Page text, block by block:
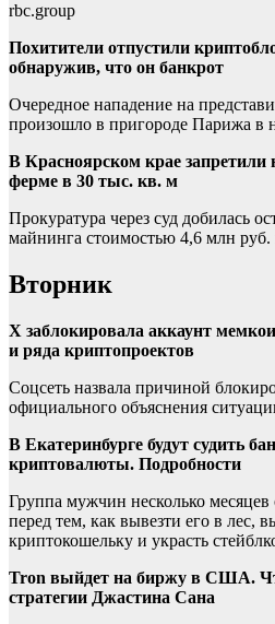
rbc.group
Похитители отпустили
обнаружив, что он банкрот
Очередное нападение на
произошло в пригороде Парижа в
В Красноярском крае запретили
ферме в 30 тыс. кв. м
Прокуратура через суд добилась
майнинга стоимостью 4,6 млн руб.
Вторник
X заблокировала аккаунт
и ряда криптопроектов
Соцсеть назвала причиной
официального объяснения
В Екатеринбурге будут судить
криптовалюты. Подробности
Группа мужчин несколько
перед тем, как вывезти его в лес,
криптокошельку и украсть
Tron выйдет на биржу в США.
стратегии Джастина Сана